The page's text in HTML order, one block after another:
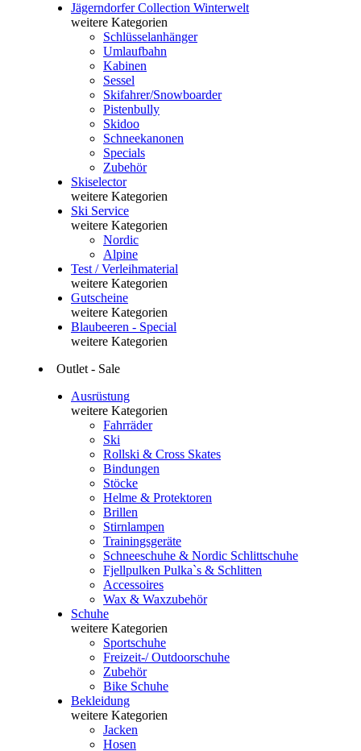
Jägerndorfer Collection Winterwelt
weitere Kategorien
Schlüsselanhänger
Umlaufbahn
Kabinen
Sessel
Skifahrer/Snowboarder
Pistenbully
Skidoo
Schneekanonen
Specials
Zubehör
Skiselector
weitere Kategorien
Ski Service
weitere Kategorien
Nordic
Alpine
Test / Verleihmaterial
weitere Kategorien
Gutscheine
weitere Kategorien
Blaubeeren - Special
weitere Kategorien
Outlet - Sale
Ausrüstung
weitere Kategorien
Fahrräder
Ski
Rollski & Cross Skates
Bindungen
Stöcke
Helme & Protektoren
Brillen
Stirnlampen
Trainingsgeräte
Schneeschuhe & Nordic Schlittschuhe
Fjellpulken Pulka`s & Schlitten
Accessoires
Wax & Waxzubehör
Schuhe
weitere Kategorien
Sportschuhe
Freizeit-/ Outdoorschuhe
Zubehör
Bike Schuhe
Bekleidung
weitere Kategorien
Jacken
Hosen